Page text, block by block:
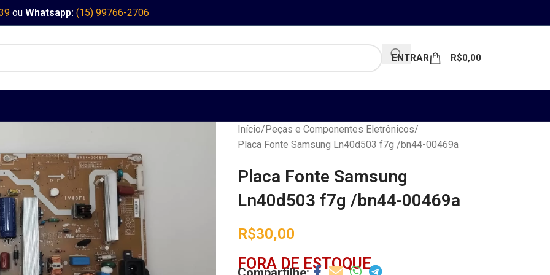
ou Whatsapp: (15) 99766-2706
ENTRAR R$0,00
Início Peças e Componentes Eletrônicos
Placa Fonte Samsung Ln40d503 f7g /bn44-00469a
Placa Fonte Samsung
Ln40d503 f7g /bn44-00469a
R$30,00
FORA DE ESTOQUE